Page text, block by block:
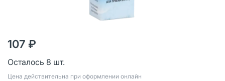
107 ₽
Осталось 8 шт.
Цена действительна при оформлении онлайн